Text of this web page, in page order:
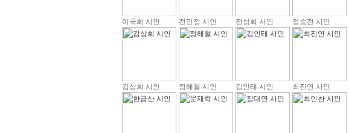
이국화 시인 전민정 시인 전성희 시인 정송전 시인
김상희 시인 정해철 시인 김인태 시인 최진연 시인